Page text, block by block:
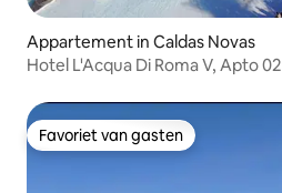
Appartement in Caldas Novas
Hotel L'Acqua Di Roma V, Apto 02
Favoriet van gasten
Favoriet van gasten